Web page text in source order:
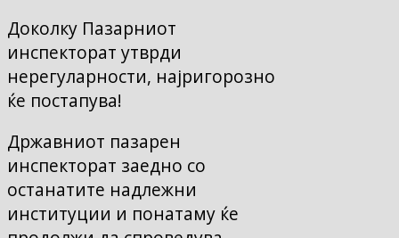
Доколку Пазарниот
инспекторат утврди
нерегуларности, најригорозно
ќе постапува!
Државниот пазарен
инспекторат заедно со
останатите надлежни
институции и понатаму ќе